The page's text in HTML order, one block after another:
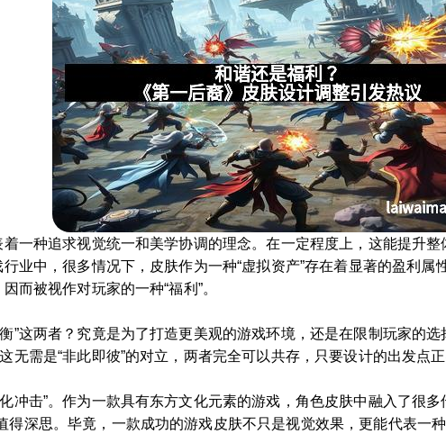
着一种追求视觉统一和美学协调的理念。在一定程度上，这能提升
业中，很多情况下，皮肤作为一种“虚拟资产”存在着显著的盈利属
而被视作对玩家的一种“福利”。
”这两者？究竟是为了打造更美观的游戏环境，还是在限制玩家的
无需是“非此即彼”的对立，两者完全可以共存，只要设计的出发点正
冲击”。作为一款具有东方文化元素的游戏，角色皮肤中融入了很
深思。毕竟，一款成功的游戏皮肤不只是视觉效果，更能代表一种